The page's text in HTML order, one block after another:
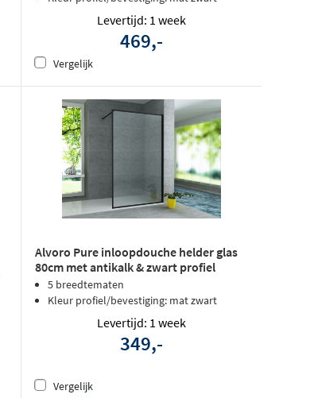
Levertijd: 1 week
469,-
Vergelijk
Alvoro Pure inloopdouche helder glas
80cm met antikalk & zwart profiel
rondom
5 breedtematen
Kleur profiel/bevestiging: mat zwart
Levertijd: 1 week
349,-
Vergelijk